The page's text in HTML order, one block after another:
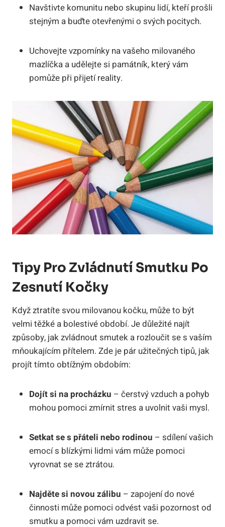
Navštivte komunitu nebo skupinu lidí, kteří prošli
stejným a buďte otevřenými o svých pocitych.
Uchovejte vzpomínky na vašeho milovaného
mazlíčka a udělejte si památník, který vám
pomůže při přijetí reality.
Tipy Pro Zvládnutí Smutku Po
Zesnutí Kočky
Když ztratíte svou milovanou kočku, může to být
velmi těžké a bolestivé období. Je důležité najít
způsoby, jak zvládnout smutek a rozloučit se s vaším
mňoukajícím přítelem. Zde je pár užitečných tipů, jak
projít tímto obtížným obdobím:
Dojít si na procházku – čerstvý vzduch a pohyb
mohou pomoci zmírnit stres a uvolnit vaši mysl.
Setkat se s přáteli nebo rodinou – sdílení vašich
emocí s blízkými lidmi vám může pomoci
vyrovnat se se ztrátou.
Najděte si novou zálibu – zapojení do nové
činnosti může pomoci odvést vaši pozornost od
smutku a pomoci vám uzdravit se.